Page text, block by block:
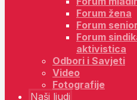
Forum žena
Forum
Forum
aktivistica
Odbori i Savjeti
Video
Fotografije
Naši ljudi